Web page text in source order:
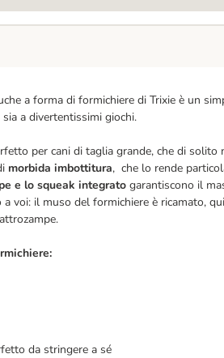
a forma di formichiere di Trixie è un
a divertentissimi giochi.
per cani di taglia grande, che di
morbida imbottitura, che lo rende
e lo squeak integrato garantiscono il
voi: il muso del formichiere è ricamato,
da stringere a sé